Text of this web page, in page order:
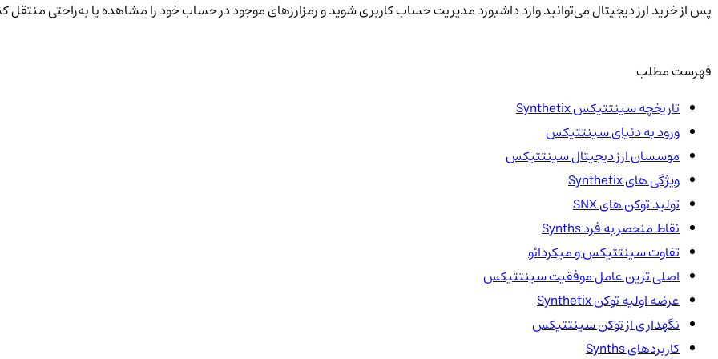
پس از خرید ارز دیجیتال می‌توانید وارد داشبورد مدیریت حساب کاربری شوید و رمزارزهای موجود در حساب خود را مشاهده یا به‌راحتی منتقل
فهرست مطلب
تاریخچه سینتتیکس Synthetix
ورود به دنیای سینتتیکس
موسسان ارز دیجیتال سینتتیکس
ویژگی های Synthetix
تولید توکن های SNX
نقاط منحصر به فرد Synths
تفاوت سینتتیکس و میکردائو
اصلی ترین عامل موفقیت سینتتیکس
عرضه اولیه توکن Synthetix
نگهداری از توکن سینتتیکس
کاربردهای Synths